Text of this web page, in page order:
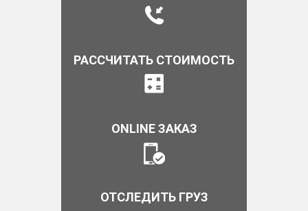
РАССЧИТАТЬ СТОИМОСТЬ
ONLINE ЗАКАЗ
ОТСЛЕДИТЬ ГРУЗ